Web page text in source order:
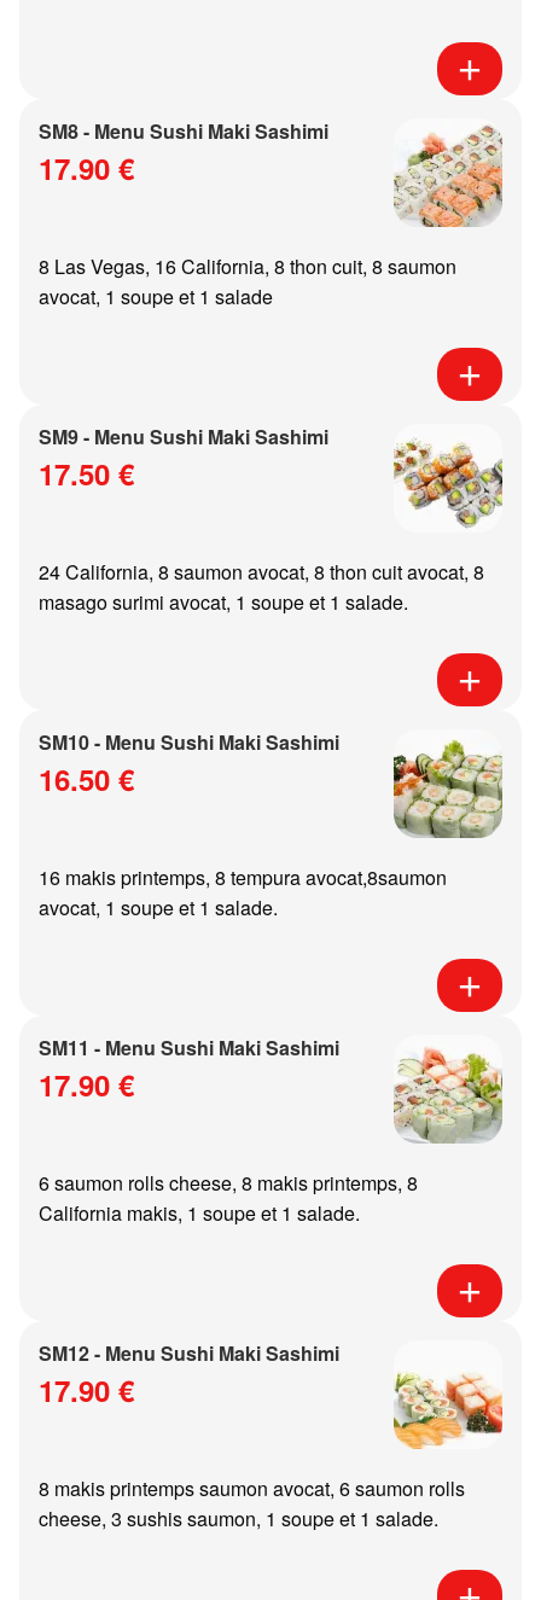
SM8 - Menu Sushi Maki Sashimi
17.90 €
8 Las Vegas, 16 California, 8 thon cuit, 8 saumon
avocat, 1 soupe et 1 salade
SM9 - Menu Sushi Maki Sashimi
17.50 €
24 California, 8 saumon avocat, 8 thon cuit avocat, 8
masago surimi avocat, 1 soupe et 1 salade.
SM10 - Menu Sushi Maki Sashimi
16.50 €
16 makis printemps, 8 tempura avocat,8saumon
avocat, 1 soupe et 1 salade.
SM11 - Menu Sushi Maki Sashimi
17.90 €
6 saumon rolls cheese, 8 makis printemps, 8
California makis, 1 soupe et 1 salade.
SM12 - Menu Sushi Maki Sashimi
17.90 €
8 makis printemps saumon avocat, 6 saumon rolls
cheese, 3 sushis saumon, 1 soupe et 1 salade.